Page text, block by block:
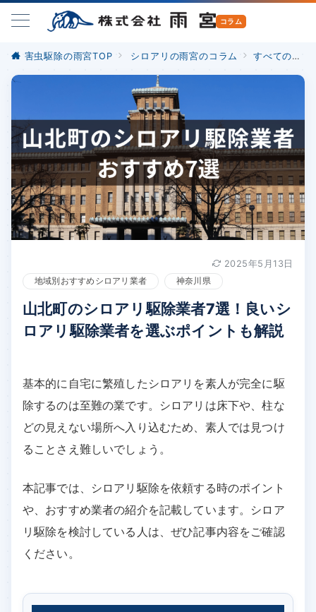
害虫駆除の雨宮TOP シロアリの雨宮のコラム すべての記事
2025年5月13日
地域別おすすめシロアリ業者 神奈川県
山北町のシロアリ駆除業者7選！良いシ
ロアリ駆除業者を選ぶポイントも解説
基本的に自宅に繁殖したシロアリを素人が完全に駆
除するのは至難の業です。シロアリは床下や、柱な
どの見えない場所へ入り込むため、素人では見つけ
ることさえ難しいでしょう。
本記事では、シロアリ駆除を依頼する時のポイント
や、おすすめ業者の紹介を記載しています。シロア
リ駆除を検討している人は、ぜひ記事内容をご確認
ください。